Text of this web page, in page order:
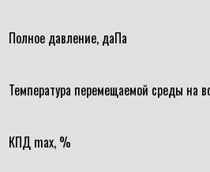
Полное давление, даПа
Температура перемещаемой среды на
КПД max, %